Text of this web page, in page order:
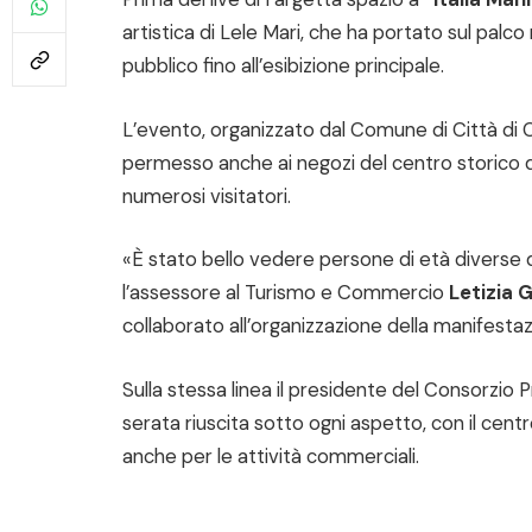
artistica di Lele Mari, che ha portato sul
pubblico fino all’esibizione principale.
L’evento, organizzato dal Comune di Città di
permesso anche ai negozi del centro storico
numerosi visitatori.
«È stato bello vedere persone di età diverse
l’assessore al Turismo e Commercio Letizia
collaborato all’organizzazione della
Sulla stessa linea il presidente del Consorzio
serata riuscita sotto ogni aspetto, con il
anche per le attività commerciali.